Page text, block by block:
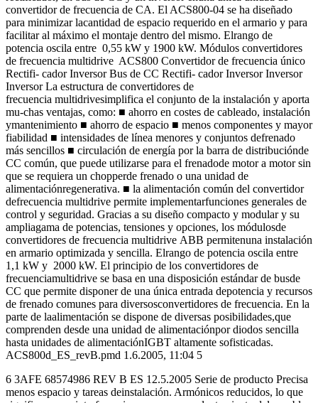
convertidor de frecuencia de CA. El ACS800-04 se ha diseñado
para minimizar lacantidad de espacio requerido en el armario y para
facilitar al máximo el montaje dentro del mismo. Elrango de
potencia oscila entre 0,55 kW y 1900 kW. Módulos convertidores
de frecuencia multidrive ACS800 Convertidor de frecuencia único
Rectifi- cador Inversor Bus de CC Rectifi- cador Inversor Inversor
Inversor La estructura de convertidores de
frecuencia multidrivesimplifica el conjunto de la instalación y aporta
mu-chas ventajas, como: ■ ahorro en costes de cableado, instalación
ymantenimiento ■ ahorro de espacio ■ menos componentes y mayor
fiabilidad ■ intensidades de línea menores y conjuntos defrenado
más sencillos ■ circulación de energía por la barra de distribuciónde
CC común, que puede utilizarse para el frenadode motor a motor sin
que se requiera un chopperde frenado o una unidad de
alimentaciónregenerativa. ■ la alimentación común del convertidor
defrecuencia multidrive permite implementarfunciones generales de
control y seguridad. Gracias a su diseño compacto y modular y su
ampliagama de potencias, tensiones y opciones, los módulosde
convertidores de frecuencia multidrive ABB permitenuna instalación
en armario optimizada y sencilla. Elrango de potencia oscila entre
1,1 kW y 2000 kW. El principio de los convertidores de
frecuenciamultidrive se basa en una disposición estándar de busde
CC que permite disponer de una única entrada depotencia y recursos
de frenado comunes para diversosconvertidores de frecuencia. En la
parte de laalimentación se dispone de diversas posibilidades,que
comprenden desde una unidad de alimentaciónpor diodos sencilla
hasta unidades de alimentaciónIGBT altamente sofisticadas.
ACS800d_ES_revB.pmd 1.6.2005, 11:04 5
6 3AFE 68574986 REV B ES 12.5.2005 Serie de producto Precisa
menos espacio y tareas deinstalación. Armónicos reducidos, lo que